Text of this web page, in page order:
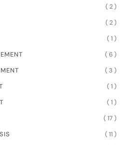
( 2 )
( 2 )
( 1 )
( 6 )
( 3 )
( 1 )
( 1 )
( 17 )
( 11 )